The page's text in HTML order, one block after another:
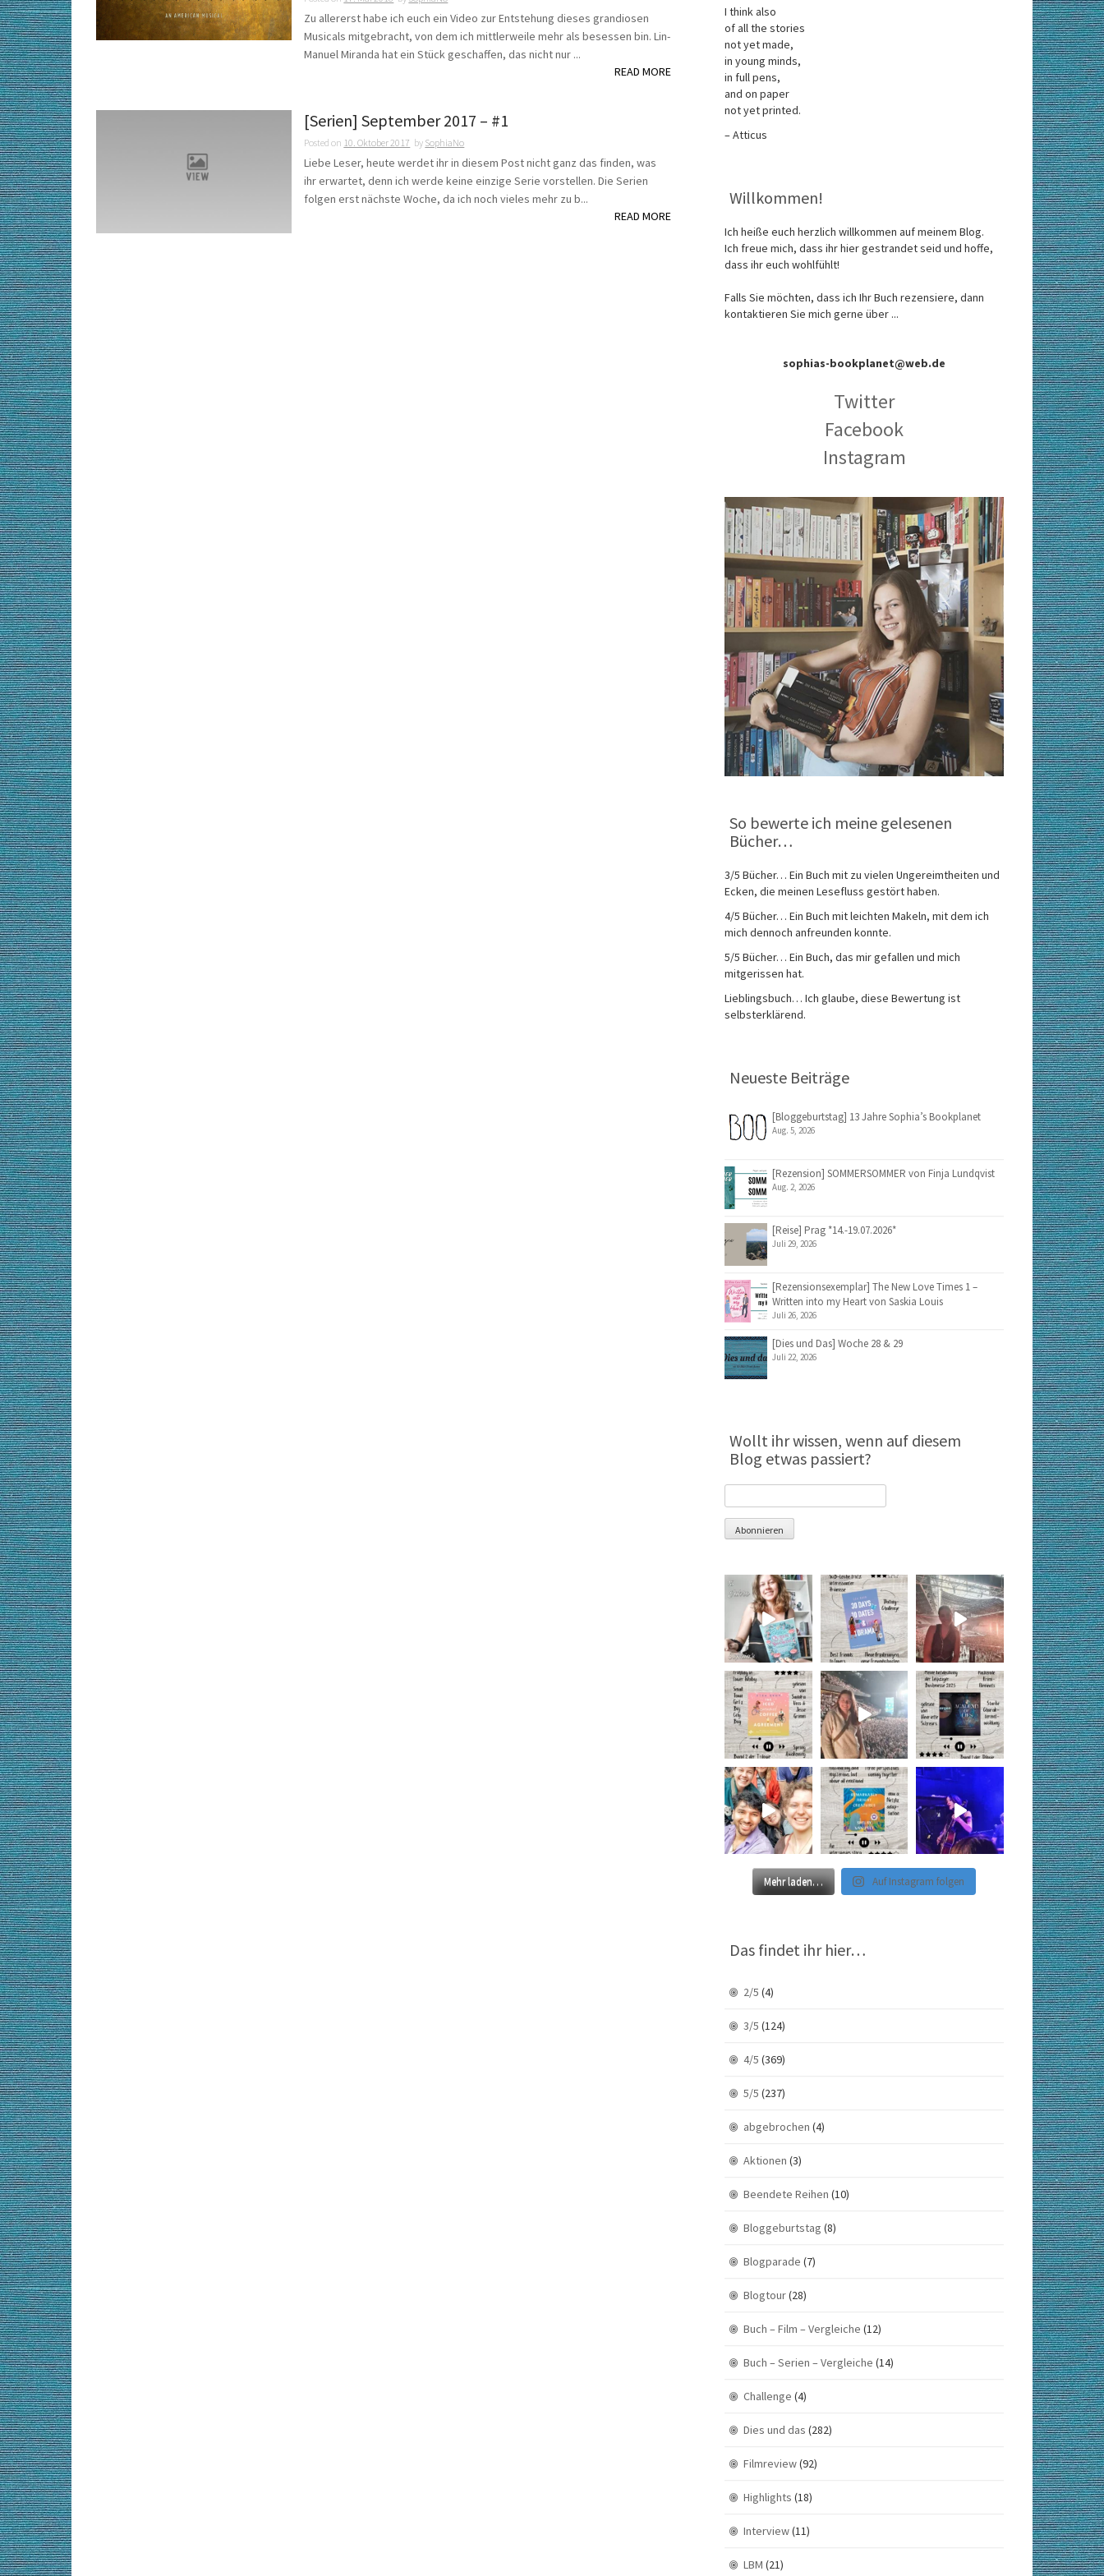
Zu allererst habe ich euch ein Video zur Entstehung dieses grandiosen
Musicals mitgebracht, von dem ich mittlerweile mehr als besessen bin. Lin-
Manuel Miranda hat ein Stück geschaffen, das nicht nur ...
READ MORE
[Serien] September 2017 – #1
Posted on 10. Oktober 2017 by SophiaNo
Liebe Leser, heute werdet ihr in diesem Post nicht ganz das finden, was
ihr erwartet, denn ich werde keine einzige Serie vorstellen. Die Serien
folgen erst nächste Woche, da ich noch vieles mehr zu b...
READ MORE
I think also
of all the stories
not yet made,
in young minds,
in full pens,
and on paper
not yet printed.
– Atticus
Willkommen!
Ich heiße euch herzlich willkommen auf meinem Blog.
Ich freue mich, dass ihr hier gestrandet seid und hoffe,
dass ihr euch wohlfühlt!
Falls Sie möchten, dass ich Ihr Buch rezensiere, dann
kontaktieren Sie mich gerne über ...
sophias-bookplanet@web.de
Twitter
Facebook
Instagram
So bewerte ich meine gelesenen
Bücher…
3/5 Bücher… Ein Buch mit zu vielen Ungereimtheiten und
Ecken, die meinen Lesefluss gestört haben.
4/5 Bücher… Ein Buch mit leichten Makeln, mit dem ich
mich dennoch anfreunden konnte.
5/5 Bücher… Ein Buch, das mir gefallen und mich
mitgerissen hat.
Lieblingsbuch… Ich glaube, diese Bewertung ist
selbsterklärend.
Neueste Beiträge
[Bloggeburtstag] 13 Jahre Sophia’s Bookplanet
Aug. 5, 2026
[Rezension] SOMMERSOMMER von Finja Lundqvist
Aug. 2, 2026
[Reise] Prag *14.-19.07.2026*
Juli 29, 2026
[Rezensionsexemplar] The New Love Times 1 –
Written into my Heart von Saskia Louis
Juli 26, 2026
[Dies und Das] Woche 28 & 29
Juli 22, 2026
Wollt ihr wissen, wenn auf diesem
Blog etwas passiert?
Mehr laden… Auf Instagram folgen
Das findet ihr hier…
2/5 (4)
3/5 (124)
4/5 (369)
5/5 (237)
abgebrochen (4)
Aktionen (3)
Beendete Reihen (10)
Bloggeburtstag (8)
Blogparade (7)
Blogtour(28)
Buch – Film – Vergleiche (12)
Buch – Serien – Vergleiche (14)
Challenge (4)
Dies und das (282)
Filmreview(92)
Highlights (18)
Interview(11)
LBM (21)